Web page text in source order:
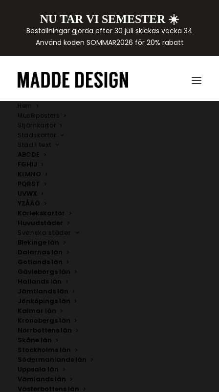
NU TAR VI SEMESTER ☀️
Beställningar gjorda efter 30 juli skickas vecka 34
Använd koden SOMMAR2026 för 20% rabatt
Hem
Musikposters
Stjärnkartor
Stadskartor
Stad i text
ABCDE
FGHIJ
KLMNO
PQRST
UVWX
YZÅÄÖ
Kärlekskartor
Huvudstäder
Svenska städer
Blekinge län
Dalarnas län
Gotlands län
Gävleborgs län
Hallands län
Jämtlands län
Jönköpings län
Kalmar län
Kronobergs län
Norrbottens län
Skåne län
Stockholms län
Södermanlands län
Uppsala län
Vämlands län
Västerbottens län
Formel 1 posters
hem en sportig och stilren känsla. Upptäck
minimalistiska banposters från klassiska Grand Prix-
banor som Monaco, Monza och Spa.
Skapa en personlig tavelvägg med F1 posters och låt
din passion för motorsport ta plats i hemmet,
kontoret eller gamingrummet.
SÖK AFFISCHER
Sök